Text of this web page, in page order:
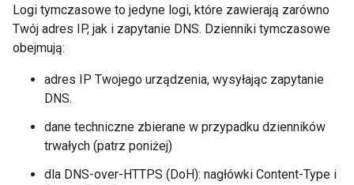
Logi tymczasowe to jedyne logi, które zawierają zarówno
Twój adres IP, jak i zapytanie DNS. Dzienniki tymczasowe
obejmują:
adres IP Twojego urządzenia, wysyłając zapytanie
DNS.
dane techniczne zbierane w przypadku dzienników
trwałych (patrz poniżej)
dla DNS-over-HTTPS (DoH): nagłówki Content-Type i